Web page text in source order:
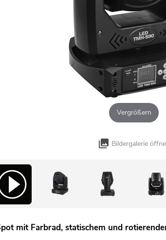
Vergrößern
Bildergalerie
mit Farbrad, statischem und